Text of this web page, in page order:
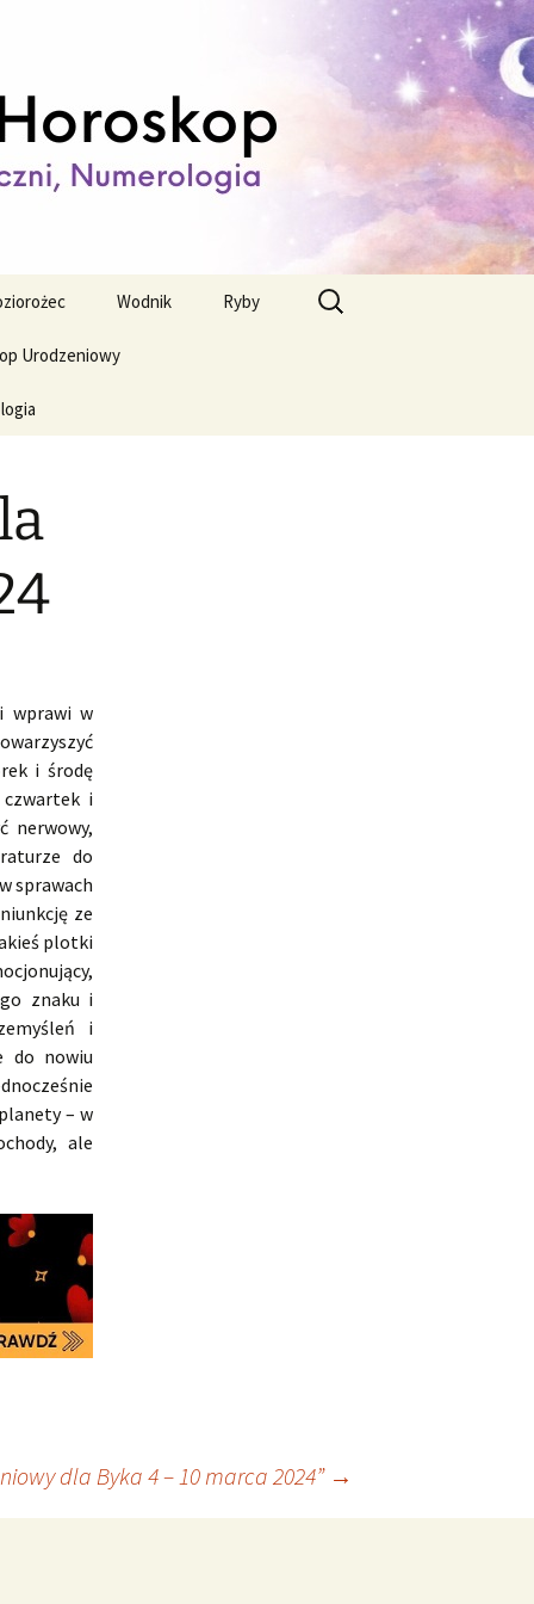
Wodnik Ryby
Urodzeniowy
Szukaj:
wprawi w
i środę
i
nerwowy,
do
sprawach
ze
plotki
znaku i
i
do nowiu
– w
ale
dla Byka 4 – 10 marca 2024” →